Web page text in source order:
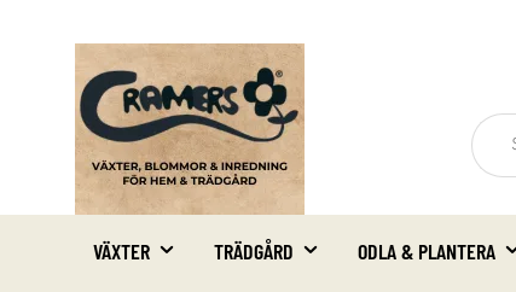
VÄXTER TRÄDGÅRD ODLA & PLANTERA